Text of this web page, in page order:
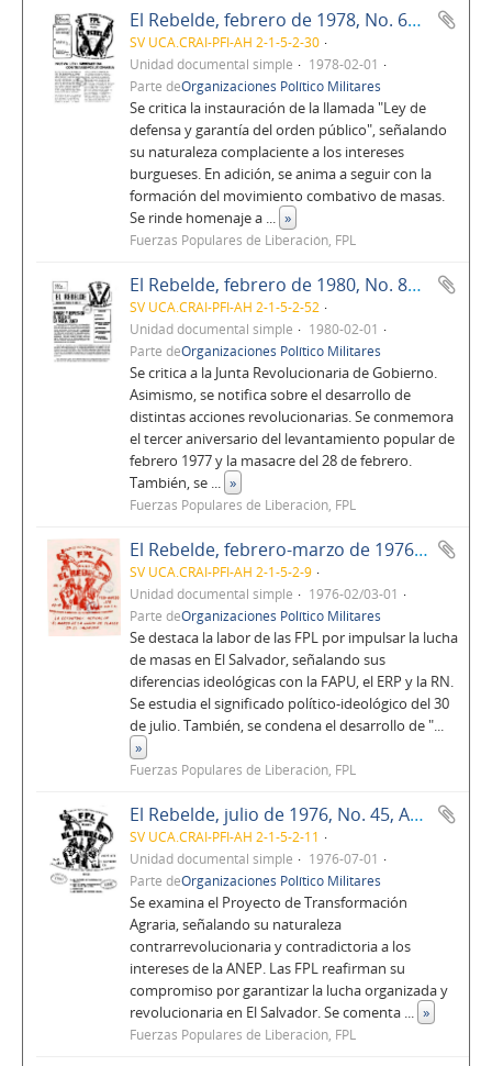
El Rebelde, febrero de 1978, No. 64, Año 6
SV UCA.CRAI-PFI-AH 2-1-5-2-30
Unidad documental simple
1978-02-01
Parte deOrganizaciones Político Militares
Se critica la instauración de la llamada "Ley de
defensa y garantía del orden público", señalando
su naturaleza complaciente a los intereses
burgueses. En adición, se anima a seguir con la
formación del movimiento combativo de masas.
Se rinde homenaje a ... »
Fuerzas Populares de Liberación, FPL
El Rebelde, febrero de 1980, No. 86-87
SV UCA.CRAI-PFI-AH 2-1-5-2-52
Unidad documental simple
1980-02-01
Parte deOrganizaciones Político Militares
Se critica a la Junta Revolucionaria de Gobierno.
Asimismo, se notifica sobre el desarrollo de
distintas acciones revolucionarias. Se conmemora
el tercer aniversario del levantamiento popular de
febrero 1977 y la masacre del 28 de febrero.
También, se ... »
Fuerzas Populares de Liberación, FPL
El Rebelde, febrero-marzo de 1976, No. 40-41, Año 4
SV UCA.CRAI-PFI-AH 2-1-5-2-9
Unidad documental simple
1976-02/03-01
Parte deOrganizaciones Político Militares
Se destaca la labor de las FPL por impulsar la lucha
de masas en El Salvador, señalando sus
diferencias ideológicas con la FAPU, el ERP y la RN.
Se estudia el significado político-ideológico del 30
de julio. También, se condena el desarrollo de "...
»
Fuerzas Populares de Liberación, FPL
El Rebelde, julio de 1976, No. 45, Año 4
SV UCA.CRAI-PFI-AH 2-1-5-2-11
Unidad documental simple
1976-07-01
Parte deOrganizaciones Político Militares
Se examina el Proyecto de Transformación
Agraria, señalando su naturaleza
contrarrevolucionaria y contradictoria a los
intereses de la ANEP. Las FPL reafirman su
compromiso por garantizar la lucha organizada y
revolucionaria en El Salvador. Se comenta ... »
Fuerzas Populares de Liberación, FPL